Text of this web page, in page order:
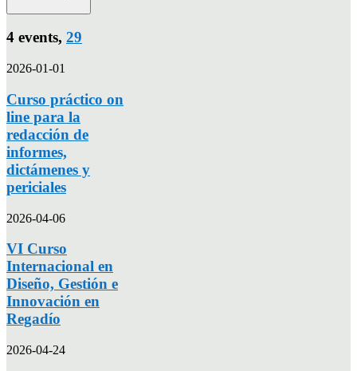
4 events, 29
2026-01-01
Curso práctico on
line para la
redacción de
informes,
dictámenes y
periciales
2026-04-06
VI Curso
Internacional en
Diseño, Gestión e
Innovación en
Regadío
2026-04-24